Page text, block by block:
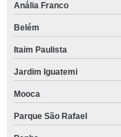
Anália Franco
Belém
Itaim Paulista
Jardim Iguatemi
Mooca
Parque São Rafael